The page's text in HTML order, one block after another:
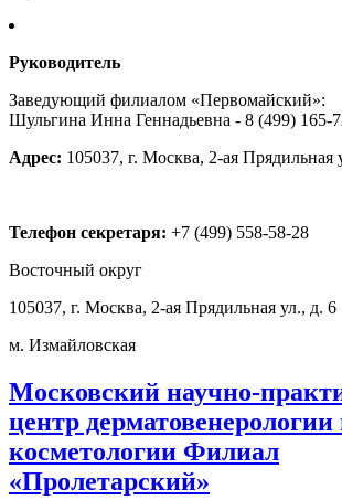
Руководитель
Заведующий филиалом «Первомайский»:
Шульгина Инна Геннадьевна - 8 (499) 165-
Адрес: 105037, г. Москва, 2-ая Прядильная
Телефон секретаря: +7 (499) 558-58-28
Восточный округ
105037, г. Москва, 2-ая Прядильная ул., д. 6
м. Измайловская
Московский научно-
центр дерматовенерологии
косметологии Филиал
«Пролетарский»